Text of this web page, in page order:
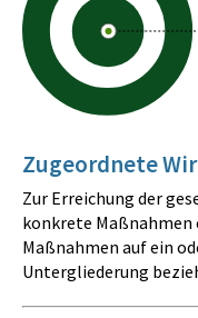
Zugeordnete
Zur Erreichung der
konkrete Maßnahmen
Maßnahmen auf ein
Untergliederung